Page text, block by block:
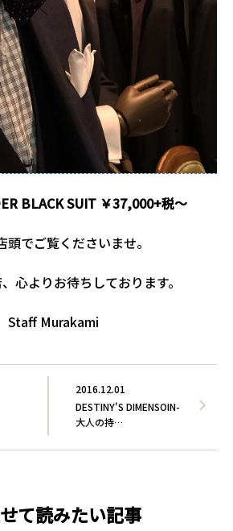
BLACK SUIT ￥37,000+税～
頭でご覧くださいませ。
心よりお待ちしております。
Staff Murakami
2016.12.01
DESTINY'S DIMENSOIN-
大人の持…
て読みたい記事